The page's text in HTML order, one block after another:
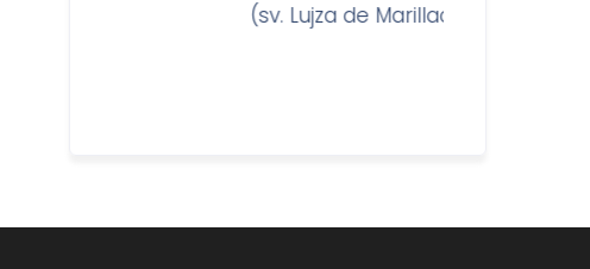
(sv. Lujza de Marillac)